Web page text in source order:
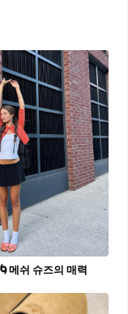
메쉬 슈즈의 매력